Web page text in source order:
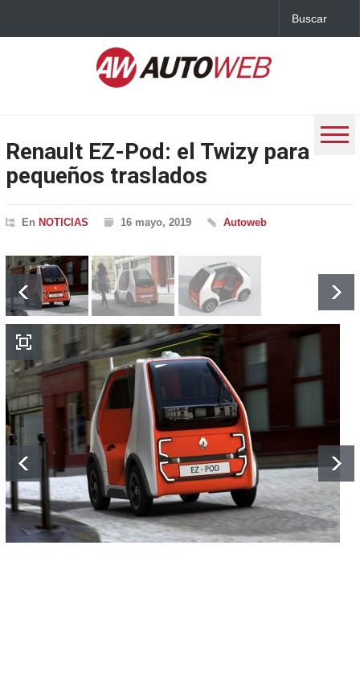
Renault EZ-Pod: el Twizy para
pequeños traslados
En NOTICIAS 16 mayo, 2019 Autoweb